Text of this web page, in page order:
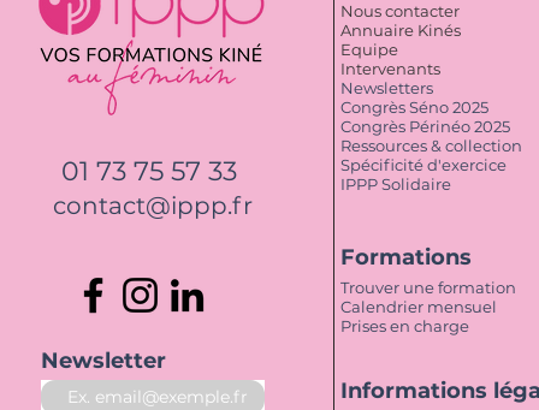
01 73 75 57 33
contact@ippp.fr
Newsletter
Nous contacter
Annuaire Kinés
Equipe
Intervenants
Newsletters
Congrès Séno 2025
Congrès Périnéo 2025
Ressources & collection
Spécificité d'exercice
IPPP Solidaire
Formations
Trouver une formation
Calendrier mensuel
Prises en charge
Informations